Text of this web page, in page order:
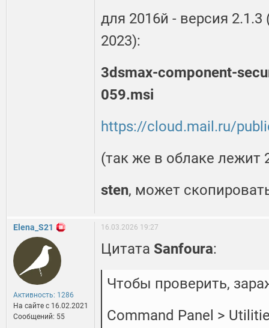
для 2016й - версия
2023):
3dsmax-component-
059.msi
https://cloud.mail.ru/
(так же в облаке лежит
sten, может
Elena_S21
Активность: 1286
На сайте c 16.02.2021
Сообщений: 55
16.03.2026 19:27
Цитата Sanfoura:
Чтобы проверить,
Command Panel >